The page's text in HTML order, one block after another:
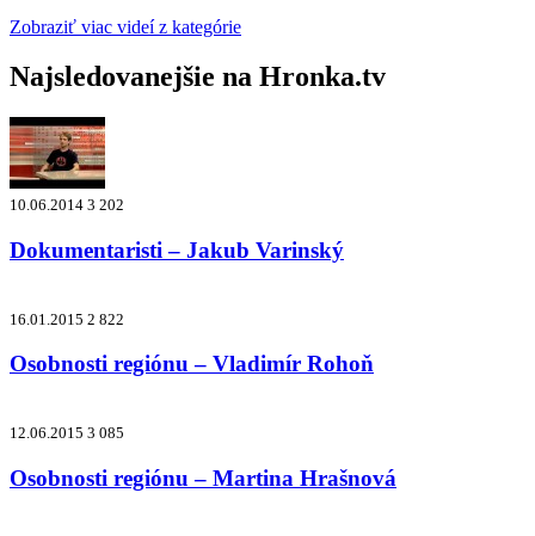
Zobraziť viac videí z kategórie
Najsledovanejšie na Hronka.tv
10.06.2014 3 202
Dokumentaristi – Jakub Varinský
16.01.2015 2 822
Osobnosti regiónu – Vladimír Rohoň
12.06.2015 3 085
Osobnosti regiónu – Martina Hrašnová